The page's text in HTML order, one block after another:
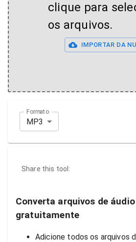
clique para
os arquivos.
IMPORTAR DA
Formato
MP3
Share this tool:
Converta arquivos de
gratuitamente
Adicione todos os arquivos